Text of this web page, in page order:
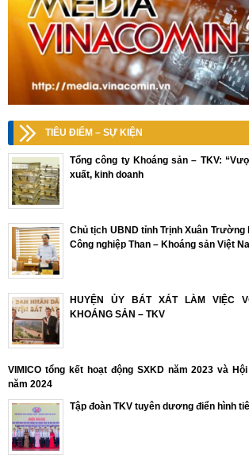
TIÊU ĐIỂM – SỰ KIỆN
Tổng công ty Khoáng sản – TKV:
xuất, kinh doanh
Chủ tịch UBND tỉnh Trịnh Xuân
Công nghiệp Than – Khoáng sản Việt
HUYỆN ỦY BÁT XÁT LÀM VIỆC
KHOÁNG SẢN – TKV
VIMICO tổng kết hoạt động SXKD năm 2023 và
năm 2024
Tập đoàn TKV tuyên dương điển hình